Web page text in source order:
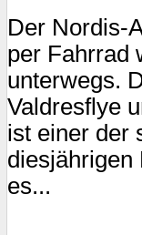
Der Nordis-
per Fahrrad
unterwegs.
Valdresflye
ist einer der
diesjährigen
es...